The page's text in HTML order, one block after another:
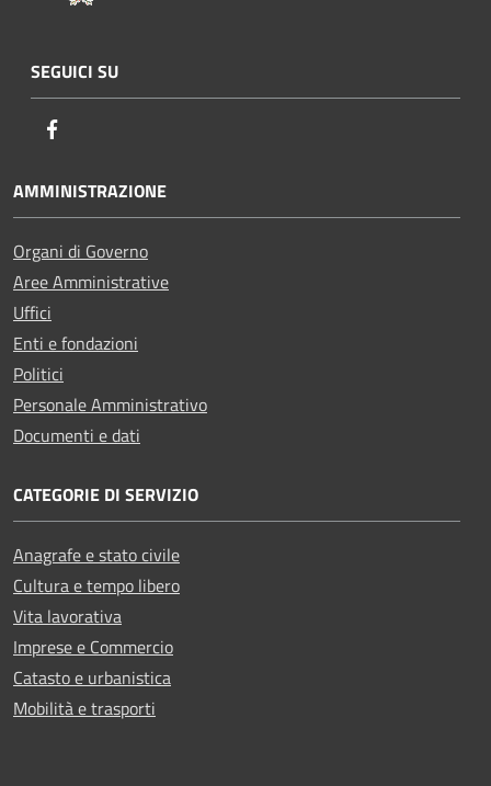
SEGUICI SU
AMMINISTRAZIONE
Organi di Governo
Aree Amministrative
Uffici
Enti e fondazioni
Politici
Personale Amministrativo
Documenti e dati
CATEGORIE DI SERVIZIO
Anagrafe e stato civile
Cultura e tempo libero
Vita lavorativa
Imprese e Commercio
Catasto e urbanistica
Mobilità e trasporti